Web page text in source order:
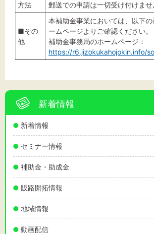
新着情報
新着情報
セミナー情報
補助金・助成金
販路開拓情報
地域情報
動画配信
方法 郵送での申請は一切受け付けませ
■その
他
本補助金事業においては、以下
ームページよりご確認ください。
補助金事務局のホームページ：
https://r6.jizokukahojokin.info/